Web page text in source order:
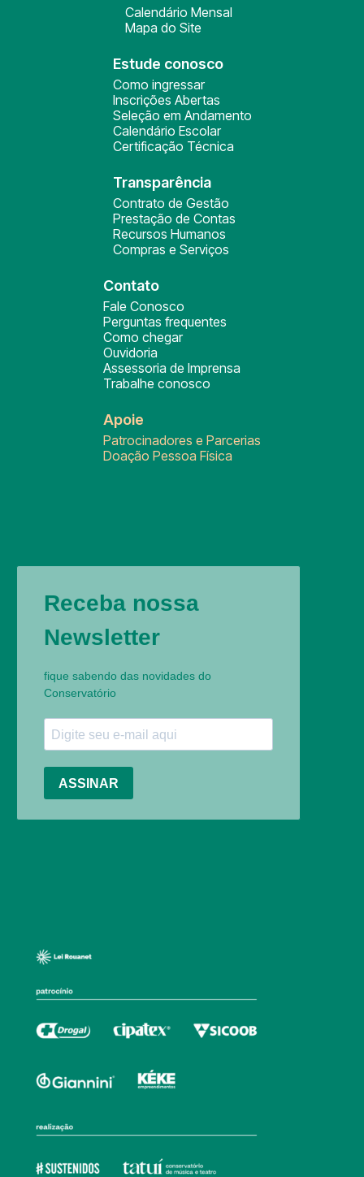
Calendário Mensal
Mapa do Site
Estude conosco
Como ingressar
Inscrições Abertas
Seleção em Andamento
Calendário Escolar
Certificação Técnica
Transparência
Contrato de Gestão
Prestação de Contas
Recursos Humanos
Compras e Serviços
Contato
Fale Conosco
Perguntas frequentes
Como chegar
Ouvidoria
Assessoria de Imprensa
Trabalhe conosco
Apoie
Patrocinadores e Parcerias
Doação Pessoa Física